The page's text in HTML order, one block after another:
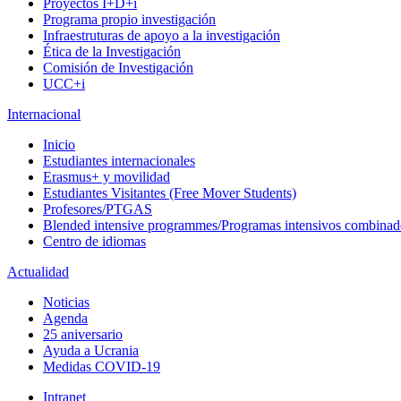
Proyectos I+D+i
Programa propio investigación
Infraestruturas de apoyo a la investigación
Ética de la Investigación
Comisión de Investigación
UCC+i
Internacional
Inicio
Estudiantes internacionales
Erasmus+ y movilidad
Estudiantes Visitantes (Free Mover Students)
Profesores/PTGAS
Blended intensive programmes/Programas intensivos
Centro de idiomas
Actualidad
Noticias
Agenda
25 aniversario
Ayuda a Ucrania
Medidas COVID-19
Intranet